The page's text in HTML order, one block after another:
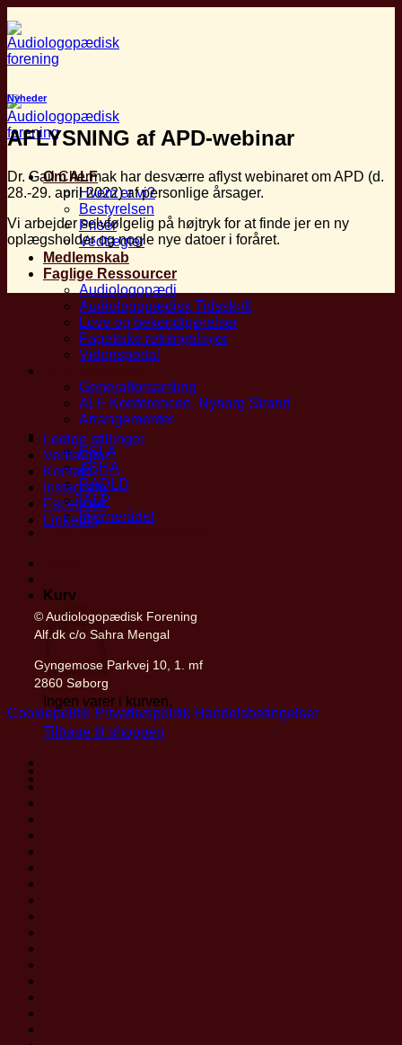
til
indhold
Om ALF
Hvem er vi?
Bestyrelsen
Priser
Vedtægter
Medlemskab
Faglige Ressourcer
Audiologopædi
Audiologopædisk Tidsskrift
Love og bekendtgørelser
Fagetiske retningslinjer
Vidensportal
Generalforsamling
ALF Konferencen, Nyborg Strand
Arrangementer
Partnerskaber
ESLA
ASHA
RADLD
IALP
Hjernerådet
Kurv
Ingen varer i kurven.
Tilbage til shoppen
Nyheder
AFLYSNING af APD-webinar
Dr. Gail Chermak har desværre aflyst webinaret om APD (d.
28.-29. april 2022) af personlige årsager.
Vi arbejder selvfølgelig på højtryk for at finde jer en ny
oplægsholder og nogle nye datoer i foråret.
Ledige stillinger
Vedtægter
Kontakt
Instagram
Facebook
LinkedIn
© Audiologopædisk Forening
Alf.dk c/o Sahra Mengal
Gyngemose Parkvej 10, 1. mf
2860 Søborg
Cookiepolitik Privatlivspolitik Handelsbetingelser